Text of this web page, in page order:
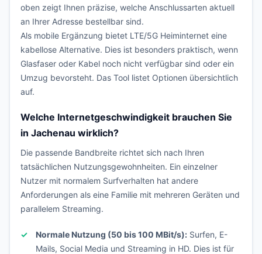
oben zeigt Ihnen präzise, welche Anschlussarten aktuell
an Ihrer Adresse bestellbar sind.
Als mobile Ergänzung bietet LTE/5G Heiminternet eine
kabellose Alternative. Dies ist besonders praktisch, wenn
Glasfaser oder Kabel noch nicht verfügbar sind oder ein
Umzug bevorsteht. Das Tool listet Optionen übersichtlich
auf.
Welche Internetgeschwindigkeit brauchen Sie
in Jachenau wirklich?
Die passende Bandbreite richtet sich nach Ihren
tatsächlichen Nutzungsgewohnheiten. Ein einzelner
Nutzer mit normalem Surfverhalten hat andere
Anforderungen als eine Familie mit mehreren Geräten und
parallelem Streaming.
Normale Nutzung (50 bis 100 MBit/s): Surfen, E-
Mails, Social Media und Streaming in HD. Dies ist für